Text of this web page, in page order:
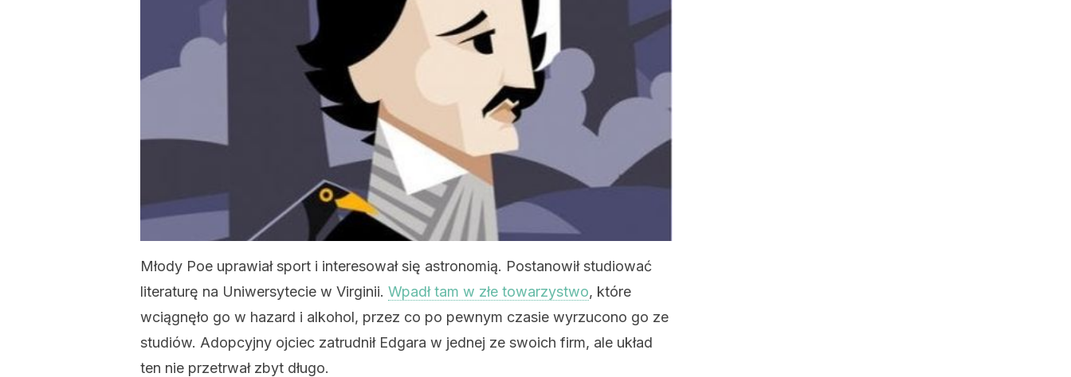
Młody Poe uprawiał sport i interesował się astronomią. Postanowił studiować
literaturę na Uniwersytecie w Virginii. Wpadł tam w złe towarzystwo, które
wciągnęło go w hazard i alkohol, przez co po pewnym czasie wyrzucono go ze
studiów. Adopcyjny ojciec zatrudnił Edgara w jednej ze swoich firm, ale układ
ten nie przetrwał zbyt długo.